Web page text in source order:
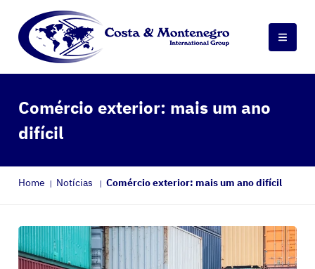
Comércio exterior: mais um ano
difícil
Home Notícias Comércio exterior: mais um ano difícil